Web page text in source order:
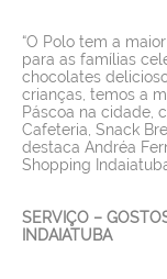
“O Polo tem a
para as famílias
chocolates
crianças, temos a
Páscoa na cidade,
Cafeteria, Snack
destaca Andréa
Shopping
SERVIÇO –
INDAIATUBA